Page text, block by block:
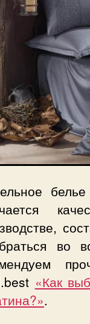
во
«Как
.